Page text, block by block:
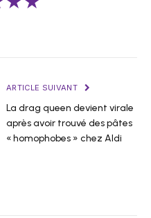
ARTICLE SUIVANT
La drag queen devient virale
après avoir trouvé des pâtes
« homophobes » chez Aldi